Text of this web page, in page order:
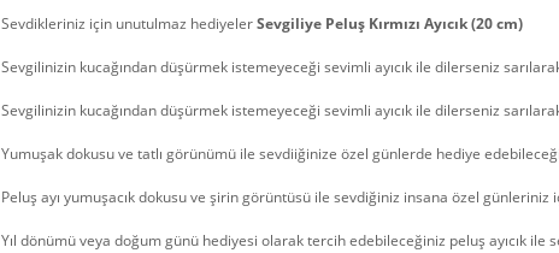
Sevdikleriniz için unutulmaz hediyelerSevgiliye Peluş Kırmızı Ayıcık (20 cm)
Sevgilinizin kucağından düşürmek istemeyeceği sevimli ayıcık ile dilerseniz
Sevgilinizin kucağından düşürmek istemeyeceği sevimli ayıcık ile dilerseniz
Yumuşak dokusu ve tatlı görünümü ile sevdiiğinize özel günlerde hediye
Peluş ayı yumuşacık dokusu ve şirin görüntüsü ile sevdiğiniz insana özel
Yıl dönümü veya doğum günü hediyesi olarak tercih edebileceğiniz peluş ayıcık